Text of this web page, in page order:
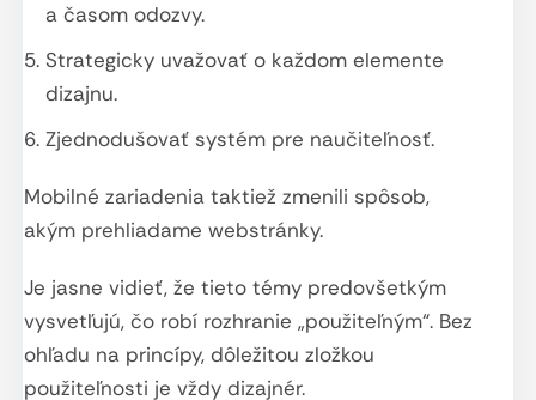
a časom odozvy.
Strategicky uvažovať o každom elemente
dizajnu.
Zjednodušovať systém pre naučiteľnosť.
Mobilné zariadenia taktiež zmenili spôsob,
akým prehliadame webstránky.
Je jasne vidieť, že tieto témy predovšetkým
vysvetľujú, čo robí rozhranie „použiteľným“. Bez
ohľadu na princípy, dôležitou zložkou
použiteľnosti je vždy dizajnér.